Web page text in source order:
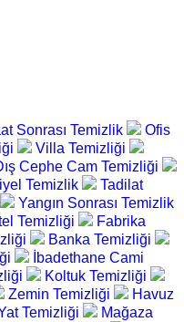
Sonrası Temizlik
Ofis
Villa Temizliği
Cephe Cam Temizliği
Temizlik
Tadilat
Yangın Sonrası Temizlik
Temizliği
Fabrika
Banka Temizliği
İbadethane Cami
Koltuk Temizliği
Zemin Temizliği
Havuz
Temizliği
Mağaza